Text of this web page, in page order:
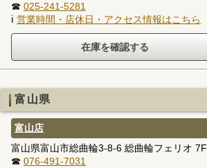
☎ 025-241-5281
ℹ 営業時間・店休日・アクセス情報はこちら
富山県
富山店
富山県富山市総曲輪3-8-6 総曲輪フェリオ 7F
☎ 076-491-7031